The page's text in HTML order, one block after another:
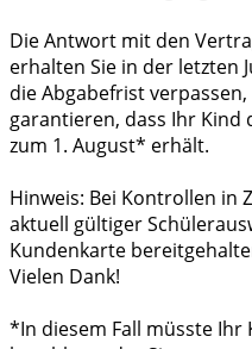
Die Antwort mit den
erhalten Sie in der letzten
die Abgabefrist
garantieren, dass Ihr Kind
zum 1. August* erhält.
Hinweis: Bei Kontrollen in
aktuell gültiger
Kundenkarte
Vielen Dank!
*In diesem Fall müsste Ihr